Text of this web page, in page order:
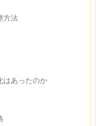
方法
はあったのか